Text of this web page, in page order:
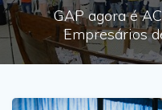
GAP agora é
Empresários